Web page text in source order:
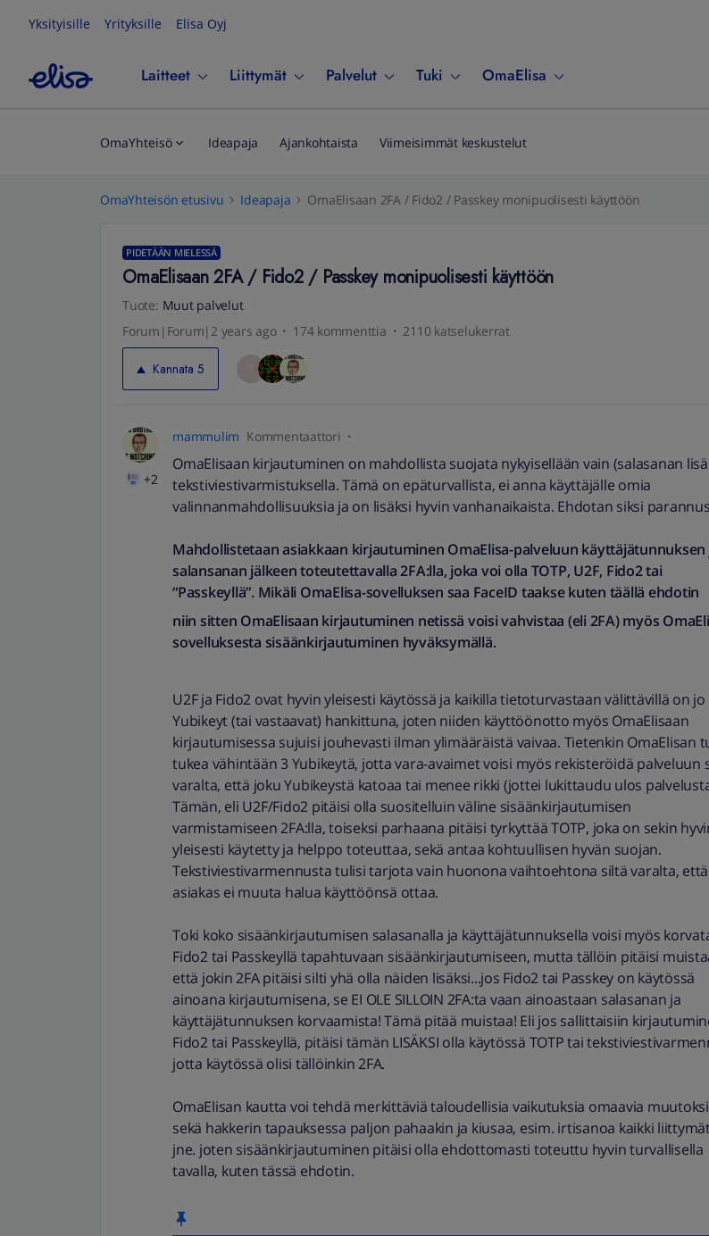
Yksityisille Yrityksille Elisa Oyj
Laitteet Liittymät Palvelut Tuki OmaElisa
OmaYhteisö Ideapaja Ajankohtaista Viimeisimmät keskustelut
OmaYhteisön etusivu Ideapaja OmaElisaan 2FA / Fido2 / Passkey monipuolisesti käyttöön
PIDETÄÄN MIELESSÄ
OmaElisaan 2FA / Fido2 / Passkey monipuolisesti käyttöön
Tuote: Muut palvelut
Forum|Forum|2 years ago
174 kommenttia 2110 katselukerrat
Kannata 5
+2
mammulim Kommentaattori
OmaElisaan kirjautuminen on mahdollista suojata nykyisellään vain (salasanan
tekstiviestivarmistuksella. Tämä on epäturvallista, ei anna käyttäjälle omia
valinnanmahdollisuuksia ja on lisäksi hyvin vanhanaikaista. Ehdotan siksi
Mahdollistetaan asiakkaan kirjautuminen OmaElisa-palveluun käyttäjätunnuksen
salansanan jälkeen toteutettavalla 2FA:lla, joka voi olla TOTP, U2F, Fido2 tai
“Passkeyllä”. Mikäli OmaElisa-sovelluksen saa FaceID taakse kuten täällä ehdotin
niin sitten OmaElisaan kirjautuminen netissä voisi vahvistaa (eli 2FA) myös
sovelluksesta sisäänkirjautuminen hyväksymällä.
U2F ja Fido2 ovat hyvin yleisesti käytössä ja kaikilla tietoturvastaan välittävillä on jo
Yubikeyt (tai vastaavat) hankittuna, joten niiden käyttöönotto myös OmaElisaan
kirjautumisessa sujuisi jouhevasti ilman ylimääräistä vaivaa. Tietenkin OmaElisan
tukea vähintään 3 Yubikeytä, jotta vara-avaimet voisi myös rekisteröidä palveluun
varalta, että joku Yubikeystä katoaa tai menee rikki (jottei lukittaudu ulos
Tämän, eli U2F/Fido2 pitäisi olla suositelluin väline sisäänkirjautumisen
varmistamiseen 2FA:lla, toiseksi parhaana pitäisi tyrkyttää TOTP, joka on sekin
yleisesti käytetty ja helppo toteuttaa, sekä antaa kohtuullisen hyvän suojan.
Tekstiviestivarmennusta tulisi tarjota vain huonona vaihtoehtona siltä varalta, että
asiakas ei muuta halua käyttöönsä ottaa.
Toki koko sisäänkirjautumisen salasanalla ja käyttäjätunnuksella voisi myös
Fido2 tai Passkeyllä tapahtuvaan sisäänkirjautumiseen, mutta tällöin pitäisi
että jokin 2FA pitäisi silti yhä olla näiden lisäksi...jos Fido2 tai Passkey on käytössä
ainoana kirjautumisena, se EI OLE SILLOIN 2FA:ta vaan ainoastaan salasanan ja
käyttäjätunnuksen korvaamista! Tämä pitää muistaa! Eli jos sallittaisiin
Fido2 tai Passkeyllä, pitäisi tämän LISÄKSI olla käytössä TOTP tai
jotta käytössä olisi tällöinkin 2FA.
OmaElisan kautta voi tehdä merkittäviä taloudellisia vaikutuksia omaavia
sekä hakkerin tapauksessa paljon pahaakin ja kiusaa, esim. irtisanoa kaikki
jne. joten sisäänkirjautuminen pitäisi olla ehdottomasti toteuttu hyvin turvallisella
tavalla, kuten tässä ehdotin.